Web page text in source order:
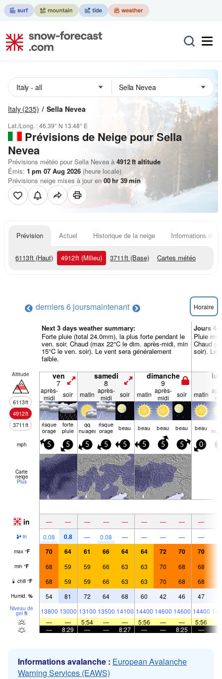
Italy (235) Sella Nevea
Lat./Long. :46.39° N 13.48° E
Prévisions de Neigepour Sella
Nevea
Prévisions météo pour Sella Nevea à 4912ft altitude
Émis: 1 pm 07 Aug 2026 (heure locale)
Prévisions neige mises à jour en 00hr39min
Prévision Actuel Historique de la neige Informations du
6113ft (Haut) 4912ft (Milieu) 3711ft (Base) Cartes météo
derniers 6 joursmaintenant Horaire
Next 3 days weather summary:
Forte pluie (total 24.0mm), la plus forte pendant le
ven. soir. Chaud (max 22°C le dim. après-midi, min
15°C le ven. soir). Le vent sera généralement
faible.
Jours 4-
Pluie
Chaud
soir). Le
Altitude
6113ft
4912ft
3711ft
ven
7
samedi
8
dimanche
9
après-
midi
soir matin après-
midi
soir matin après-
midi
soir matin
risque
orage
forte
pluie
qq
nuages
risque
orage beau beau beau beau beau
mph 5 5 5 5 5 5 5 5 0
Carte
neige
Plus
in — — — — — — — — —
in 0.08 0.8 — 0.08 — — — — —
max °F 70 64 61 66 64 64 72 70 70
min °F 68 59 59 66 63 63 70 68 68
chill °F 68 59 59 66 63 63 70 68 68
Humid. % 54 81 72 64 68 60 42 46 47
Niveau de
gel ft 13800 13000 13100 13500 14100 14400 14600 14600 14400
—
— 5:54 — — 5:56 — — 5:56
—
8:29 — — 8:27 — — 8:25 —
Informations avalanche : European Avalanche
Warning Services (EAWS)